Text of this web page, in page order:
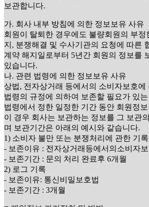
보관합니다.
가. 회사 내부 방침에 의한 정보보유 사유
회원이 탈퇴한 경우에도 불량회원의 부정
지, 분쟁해결 및 수사기관의 요청에 따른
계약 해지일로부터 5년간 회원의 정보를
있습니다.
나. 관련 법령에 의한 정보보유 사유
상법, 전자상거래 등에서의 소비자보호에
법령의 규정에 의하여 보존할 필요가 있는
법령에서 정한 일정한 기간 동안 회원정
이 경우 회사는 보관하는 정보를 그 보관
며 보관기간은 아래의 예시와 같습니다.
1) 소비자 불만 또는 분쟁처리에 관한 기록
- 보존이유 : 전자상거래등에서의소비자
- 보존기간 : 문의 처리 완료후 6개월
2) 로그 기록
- 보존이유: 통신비밀보호법
- 보존기간 : 3개월